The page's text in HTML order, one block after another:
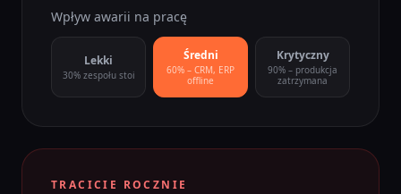
Wpływ awarii na pracę
Lekki
30% zespołu stoi
Średni
60% – CRM, ERP
offline
Krytyczny
90% – produkcja
zatrzymana
TRACICIE ROCZNIE